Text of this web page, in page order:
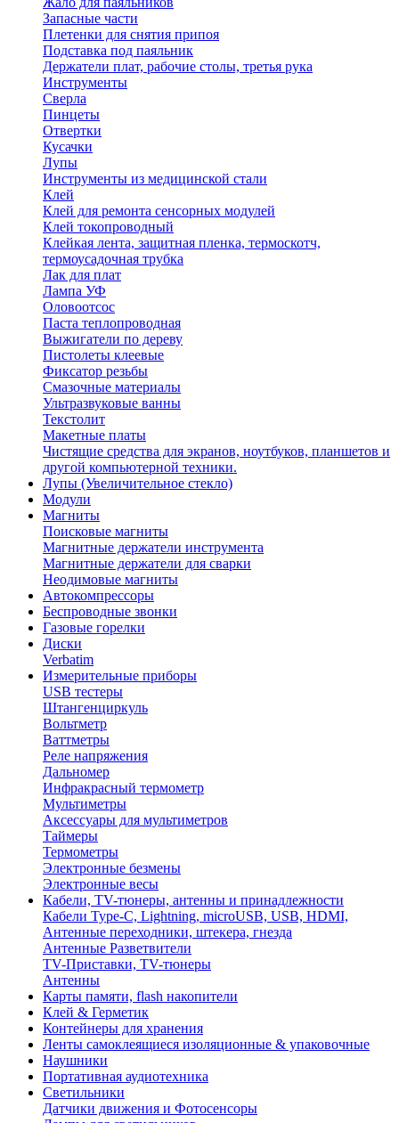
Запасные части
Плетенки для снятия припоя
Подставка под паяльник
Держатели плат, рабочие столы, третья рука
Инструменты
Сверла
Пинцеты
Отвертки
Кусачки
Лупы
Инструменты из медицинской стали
Клей
Клей для ремонта сенсорных модулей
Клей токопроводный
Клейкая лента, защитная пленка, термоскотч,
термоусадочная трубка
Лак для плат
Лампа УФ
Оловоотсос
Паста теплопроводная
Выжигатели по дереву
Пистолеты клеевые
Фиксатор резьбы
Смазочные материалы
Ультразвуковые ванны
Текстолит
Макетные платы
Чистящие средства для экранов, ноутбуков, планшетов и
другой компьютерной техники.
Лупы (Увеличительное стекло)
Модули
Магниты
Поисковые магниты
Магнитные держатели инструмента
Магнитные держатели для сварки
Неодимовые магниты
Автокомпрессоры
Беспроводные звонки
Газовые горелки
Диски
Verbatim
Измерительные приборы
USB тестеры
Штангенциркуль
Вольтметр
Ваттметры
Реле напряжения
Дальномер
Инфракрасный термометр
Мультиметры
Аксессуары для мультиметров
Таймеры
Термометры
Электронные безмены
Электронные весы
Кабели, TV-тюнеры, антенны и принадлежности
Кабели Type-C, Lightning, microUSB, USB, HDMI,
Антенные переходники, штекера, гнезда
Антенные Разветвители
TV-Приставки, TV-тюнеры
Антенны
Карты памяти, flash накопители
Клей & Герметик
Контейнеры для хранения
Ленты самоклеящиеся изоляционные & упаковочные
Наушники
Портативная аудиотехника
Светильники
Датчики движения и Фотосенсоры